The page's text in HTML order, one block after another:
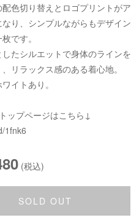
色切り替えとロゴプリントがア
り、シンプルながらもデザイン
です。
たシルエットで身体のラインを
リラックス感のある着心地。
イトあり。
ップページはこちら↓
1fnk6
(税込)
SOLD OUT